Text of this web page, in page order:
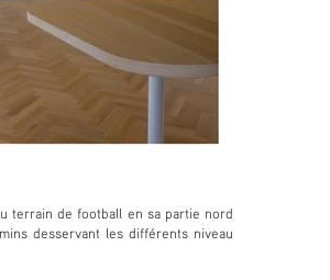
terrain de football en sa partie nord
desservant les différents niveau